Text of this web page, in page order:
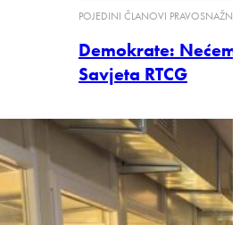
POJEDINI ČLANOVI
Demokrate:
Savjeta RTCG